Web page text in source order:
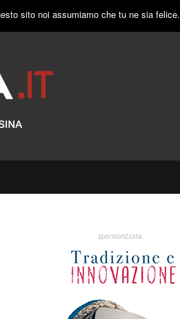
sponsorizzata
sito noi assumiamo che tu ne sia felice.